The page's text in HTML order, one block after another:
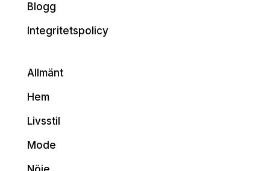
Blogg
Integritetspolicy
Allmänt
Hem
Livsstil
Mode